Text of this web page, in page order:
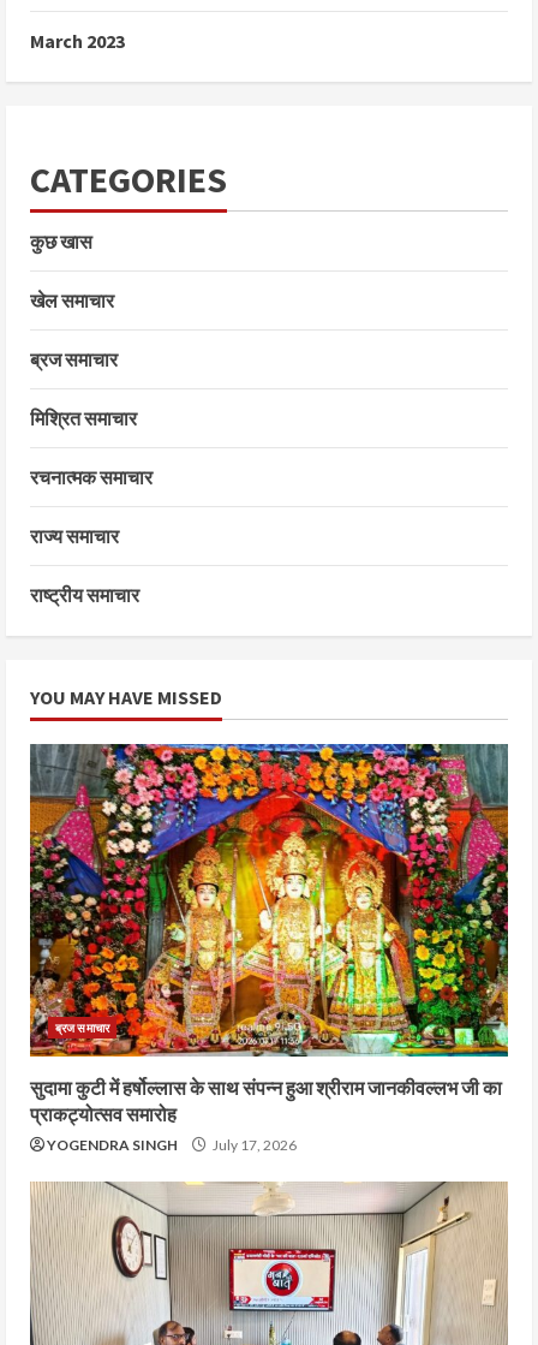
March 2023
CATEGORIES
कुछ खास
खेल समाचार
ब्रज समाचार
मिश्रित समाचार
रचनात्मक समाचार
राज्य समाचार
राष्ट्रीय समाचार
YOU MAY HAVE MISSED
ब्रज समाचार
सुदामा कुटी में हर्षोल्लास के साथ संपन्न हुआ श्रीराम जानकीवल्लभ जी का
प्राकट्योत्सव समारोह
YOGENDRA SINGH July 17, 2026